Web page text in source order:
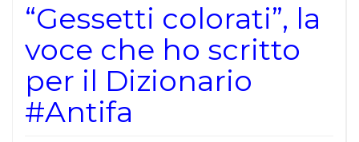
“Gessetti colorati”, la
voce che ho scritto
per il Dizionario
#Antifa